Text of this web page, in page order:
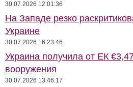
30.07.2026 12:01:36
На Западе резко
Украине
30.07.2026 16:23:46
Украина получила от ЕК
вооружения
30.07.2026 13:46:17